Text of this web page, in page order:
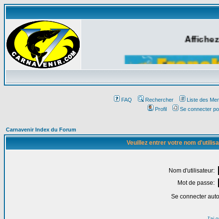
FAQ Rechercher
Liste des
Profil
Se connecter
Carnavenir Index du Forum
Veuillez entrer votre nom
Nom d'utilisateur:
Mot de passe:
Se connecter